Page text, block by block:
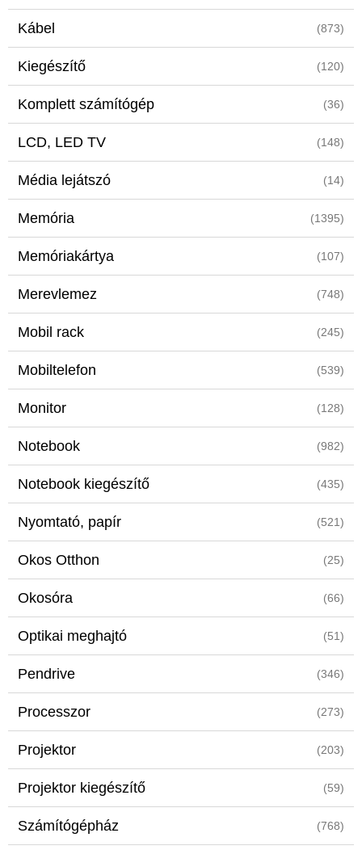
Kábel (873)
Kiegészítő (120)
Komplett számítógép (36)
LCD, LED TV (148)
Média lejátszó (14)
Memória (1395)
Memóriakártya (107)
Merevlemez (748)
Mobil rack (245)
Mobiltelefon (539)
Monitor (128)
Notebook (982)
Notebook kiegészítő (435)
Nyomtató, papír (521)
Okos Otthon (25)
Okosóra (66)
Optikai meghajtó (51)
Pendrive (346)
Processzor (273)
Projektor (203)
Projektor kiegészítő (59)
Számítógépház (768)